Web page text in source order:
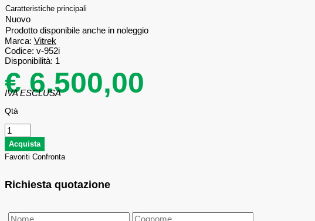
Caratteristiche principali
Nuovo
Prodotto disponibile anche in noleggio
Marca: Vitrek
Codice: v-952i
Disponibilità: 1
€ 6.500,00
IVA ESCLUSA
Qtà
Favoriti Confronta
Richiesta quotazione